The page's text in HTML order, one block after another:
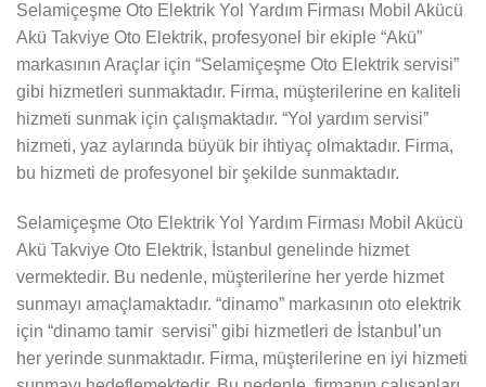
Selamiçeşme Oto Elektrik Yol Yardım Firması Mobil Akücü
Akü Takviye Oto Elektrik, profesyonel bir ekiple “Akü”
markasının Araçlar için “Selamiçeşme Oto Elektrik servisi”
gibi hizmetleri sunmaktadır. Firma, müşterilerine en kaliteli
hizmeti sunmak için çalışmaktadır. “Yol yardım servisi”
hizmeti, yaz aylarında büyük bir ihtiyaç olmaktadır. Firma,
bu hizmeti de profesyonel bir şekilde sunmaktadır.
Selamiçeşme Oto Elektrik Yol Yardım Firması Mobil Akücü
Akü Takviye Oto Elektrik, İstanbul genelinde hizmet
vermektedir. Bu nedenle, müşterilerine her yerde hizmet
sunmayı amaçlamaktadır. “dinamo” markasının oto elektrik
için “dinamo tamir servisi” gibi hizmetleri de İstanbul’un
her yerinde sunmaktadır. Firma, müşterilerine en iyi hizmeti